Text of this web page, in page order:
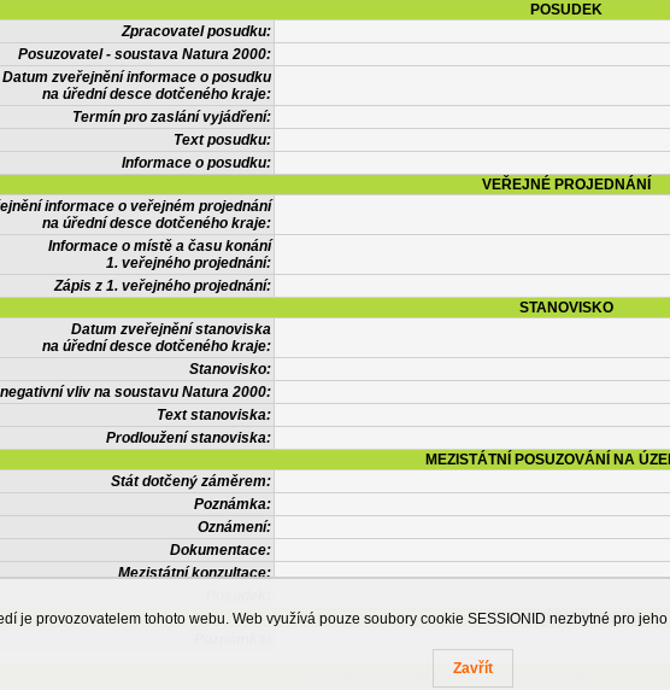
POSUDEK
Zpracovatel posudku:
Posuzovatel - soustava Natura 2000:
Datum zveřejnění informace o posudku
na úřední desce dotčeného kraje:
Termín pro zaslání vyjádření:
Text posudku:
Informace o posudku:
VEŘEJNÉ PROJEDNÁNÍ
informace o veřejném projednání
na úřední desce dotčeného kraje:
Informace o místě a času konání
1. veřejného projednání:
Zápis z 1. veřejného projednání:
STANOVISKO
Datum zveřejnění stanoviska
na úřední desce dotčeného kraje:
Stanovisko:
vliv na soustavu Natura 2000:
Text stanoviska:
Prodloužení stanoviska:
MEZISTÁTNÍ POSUZOVÁNÍ NA
Stát dotčený záměrem:
Poznámka:
Oznámení:
Dokumentace:
Mezistátní konzultace:
OSTATNÍ INFORMACE
Česká informační agentura životního prostředí
je provozovatelem tohoto webu. Web využívá pouze soubory cookie SESSIONID nezbytné pro
Zavřít